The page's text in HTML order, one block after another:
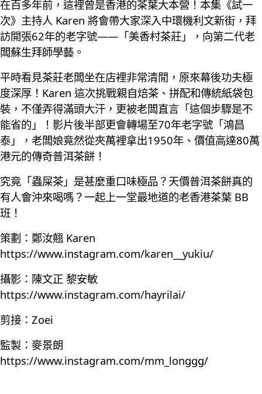
在百多年前，這裡曾是香港的茶葉大本營！本集《試一
次》主持人 Karen 將會帶大家深入中環機利文新街，拜
訪開張62年的老字號——「美香村茶莊」，向第二代老
闆蘇生拜師學藝。
平時看見茶莊老闆坐在店裡非常清閒，原來幕後功夫極
度深厚！Karen 這次挑戰親自焙茶、拼配和傳統紙袋包
裝，不僅弄得滿頭大汗，更被老闆直言「這個步驟是不
能省的」！影片後半部更會轉場至70年老字號「鴻昌
泰」，老闆娘竟然從夾萬裡拿出1950年、價值高達80萬
港元的傳奇普洱茶餅！
究竟「蟲屎茶」是甚麼重口味極品？天價普洱茶餅真的
有人會沖來喝嗎？一起上一堂最地道的老香港茶葉 BB
班！
策劃：鄭汝翹 Karen
https://www.instagram.com/karen__yukiu/
攝影：陳文正 黎安敏
https://www.instagram.com/hayrilai/
剪接：Zoei
監製：麥景朗
https://www.instagram.com/mm_longgg/